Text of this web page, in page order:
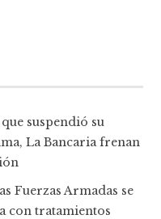
suspendió su
La Bancaria frenan
Fuerzas Armadas se
con tratamientos